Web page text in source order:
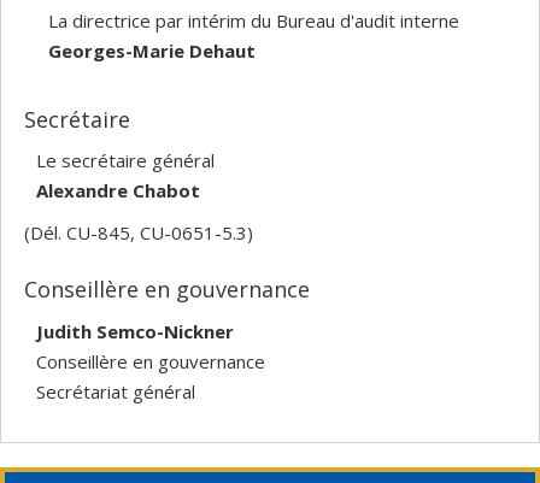
La directrice par intérim du Bureau d'audit interne
Georges-Marie Dehaut
Secrétaire
Le secrétaire général
Alexandre Chabot
(Dél. CU-845, CU-0651-5.3)
Conseillère en gouvernance
Judith Semco-Nickner
Conseillère en gouvernance
Secrétariat général